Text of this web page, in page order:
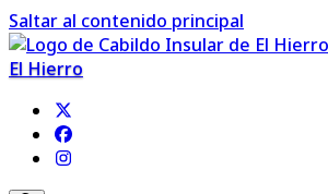
Saltar al contenido principal
El Hierro